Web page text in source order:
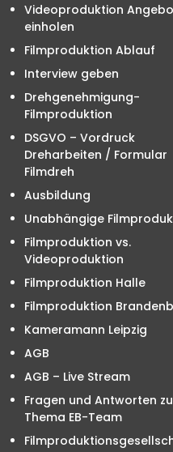
Videoproduktion
einholen
Filmproduktion Ablauf
Interview geben
Drehgenehmigung-
Filmproduktion
DSGVO – Vordruck
Dreharbeiten / Formular
Filmdreh
Ausbildung
Unabhängige
Filmproduktion vs.
Videoproduktion
Filmproduktion Halle
Filmproduktion
Kameramann Leipzig
AGB
AGB – Live Stream
Fragen und Antworten
Thema EB-Team